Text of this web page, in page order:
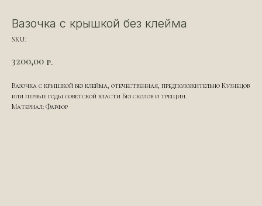
Вазочка с крышкой без клейма
SKU:
3200,00 р.
Вазочка с крышкой без клейма, отечественная, предположительно Кузнецов
или первые годы советской власти Без сколов и трещин.
Материал: Фарфор